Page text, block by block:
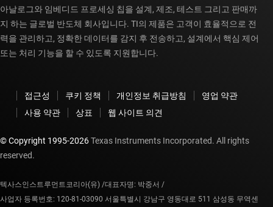
아날로그와 임베디드 프로세싱 칩을 설계, 제조, 테스트 그리고 판매까
지 하는 글로벌 반도체 회사입니다. TI의 제품은 고객이 효율적으로 전
력을 관리하고, 정확한 데이터를 감지 후 전송하고, 설계에서 핵심 제어
또는 처리 기능을 할 수 있도록 지원합니다.
접근성 쿠키 정책 개인정보 취급방침
영업 약관
사용 약관
상표 웹 사이트 의견
© Copyright 1995-2026Texas Instruments Incorporated. All rights
reserved.
텍사스인스트루먼트코리아(유) /대표자명: 박중서 /
사업자 등록번호: 120-81-03090 서울특별시 강남구 영동대로 511 삼성동 무역센